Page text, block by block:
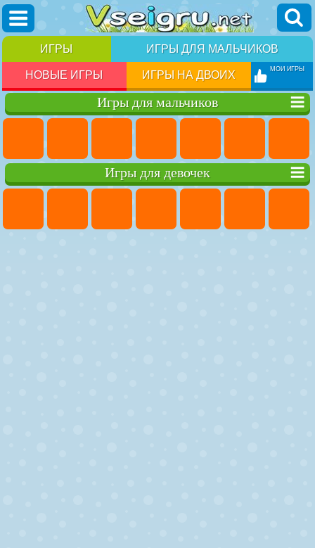
ИГРЫ ИГРЫ ДЛЯ МАЛЬЧИКОВ
НОВЫЕ ИГРЫ ИГРЫ НА ДВОИХ МОИ ИГРЫ
Игры для мальчиков
Игры для девочек